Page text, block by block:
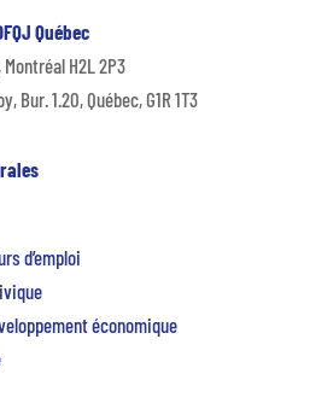
Québec
H2L 2P3
Bur. 1.20, Québec, G1R 1T3
d’emploi
économique